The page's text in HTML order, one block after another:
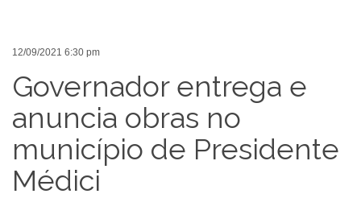
12/09/2021 6:30 pm
Governador entrega e
anuncia obras no
município de Presidente
Médici